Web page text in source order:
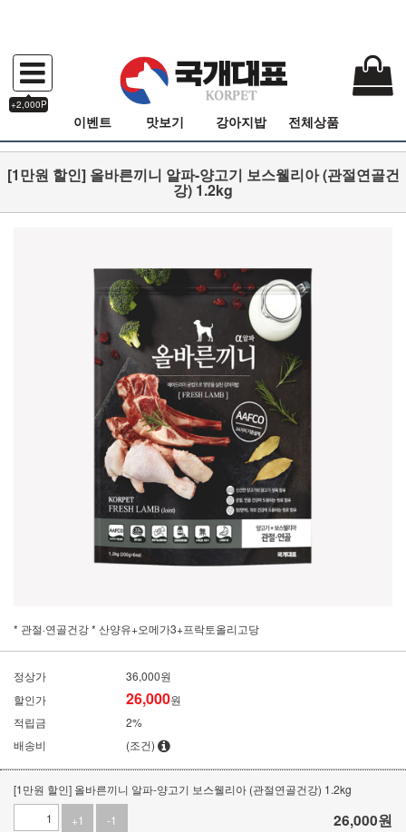
+2,000P
이벤트 맛보기 강아지밥 전체상품
[1만원 할인] 올바른끼니 알파-양고기 보스웰리아 (관절연골건
강) 1.2kg
* 관절·연골건강 * 산양유+오메가3+프락토올리고당
정상가
36,000원
할인가
26,000원
적립금
2%
배송비
(조건)
[1만원 할인] 올바른끼니 알파-양고기 보스웰리아 (관절연골건강) 1.2kg
+1
-1 26,000원